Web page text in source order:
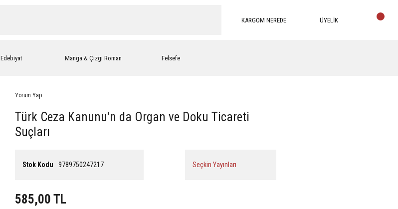
KARGOM NEREDE ÜYELİK
Edebiyat Manga & Çizgi Roman Felsefe
Yorum Yap
Türk Ceza Kanunu'n da Organ ve Doku Ticareti
Suçları
Stok Kodu 9789750247217 Seçkin Yayınları
585,00 TL